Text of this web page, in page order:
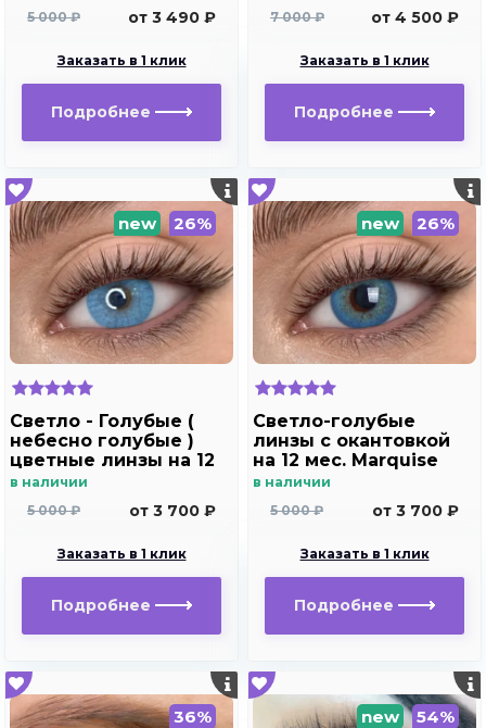
5 000 ₽
от 3 490 ₽
Заказать в 1 клик
Подробнее
близорукости
7 000 ₽
от 4 500 ₽
Заказать в 1 клик
Подробнее
new 26%
Светло - Голубые (
небесно голубые )
цветные линзы на 12
мес. Marquise blue
в наличии
5 000 ₽
от 3 700 ₽
Заказать в 1 клик
Подробнее
new 26%
Светло-голубые
линзы c окантовкой
на 12 мес. Marquise
Rumeisa blue
в наличии
5 000 ₽
от 3 700 ₽
Заказать в 1 клик
Подробнее
36% new 54%